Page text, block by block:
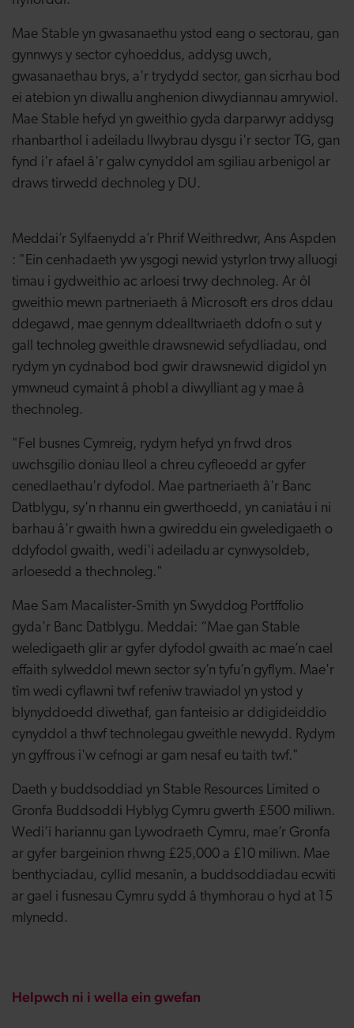
Mae Stable yn gwasanaethu ystod eang o sectorau, gan
gynnwys y sector cyhoeddus, addysg uwch,
gwasanaethau brys, a'r trydydd sector, gan sicrhau bod
ei atebion yn diwallu anghenion diwydiannau amrywiol.
Mae Stable hefyd yn gweithio gyda darparwyr addysg
rhanbarthol i adeiladu llwybrau dysgu i'r sector TG, gan
fynd i'r afael â'r galw cynyddol am sgiliau arbenigol ar
draws tirwedd dechnoleg y DU.
Meddai’r Sylfaenydd a’r Phrif Weithredwr, Ans Aspden
: "Ein cenhadaeth yw ysgogi newid ystyrlon trwy alluogi
timau i gydweithio ac arloesi trwy dechnoleg. Ar ôl
gweithio mewn partneriaeth â Microsoft ers dros ddau
ddegawd, mae gennym ddealltwriaeth ddofn o sut y
gall technoleg gweithle drawsnewid sefydliadau, ond
rydym yn cydnabod bod gwir drawsnewid digidol yn
ymwneud cymaint â phobl a diwylliant ag y mae â
thechnoleg.
"Fel busnes Cymreig, rydym hefyd yn frwd dros
uwchsgilio doniau lleol a chreu cyfleoedd ar gyfer
cenedlaethau'r dyfodol. Mae partneriaeth â'r Banc
Datblygu, sy'n rhannu ein gwerthoedd, yn caniatáu i ni
barhau â'r gwaith hwn a gwireddu ein gweledigaeth o
ddyfodol gwaith, wedi'i adeiladu ar cynwysoldeb,
arloesedd a thechnoleg."
Mae Sam Macalister-Smith yn Swyddog Portffolio
gyda'r Banc Datblygu. Meddai: “Mae gan Stable
weledigaeth glir ar gyfer dyfodol gwaith ac mae’n cael
effaith sylweddol mewn sector sy’n tyfu’n gyflym. Mae'r
tîm wedi cyflawni twf refeniw trawiadol yn ystod y
blynyddoedd diwethaf, gan fanteisio ar ddigideiddio
cynyddol a thwf technolegau gweithle newydd. Rydym
yn gyffrous i'w cefnogi ar gam nesaf eu taith twf."
Daeth y buddsoddiad yn Stable Resources Limited o
Gronfa Buddsoddi Hyblyg Cymru gwerth £500 miliwn.
Wedi’i hariannu gan Lywodraeth Cymru, mae’r Gronfa
ar gyfer bargeinion rhwng £25,000 a £10 miliwn. Mae
benthyciadau, cyllid mesanîn, a buddsoddiadau ecwiti
ar gael i fusnesau Cymru sydd â thymhorau o hyd at 15
mlynedd.
Helpwch ni i wella ein gwefan